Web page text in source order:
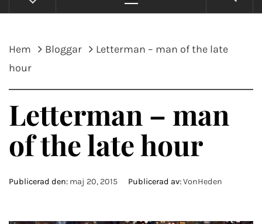
Hem Bloggar
Letterman – man of the late
hour
Letterman – man
of the late hour
Publicerad den: maj 20, 2015 Publicerad av:VonHeden